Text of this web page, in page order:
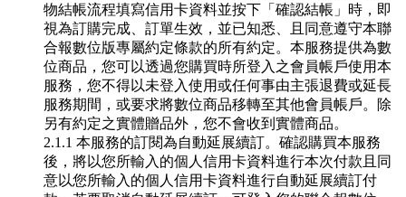
物結帳流程填寫信用卡資料並按下「確認結帳」時，即
視為訂購完成、訂單生效，並已知悉、且同意遵守本聯
合報數位版專屬約定條款的所有約定。本服務提供為數
位商品，您可以透過您購買時所登入之會員帳戶使用本
服務，您不得以未登入使用或任何事由主張退費或延長
服務期間，或要求將數位商品移轉至其他會員帳戶。除
另有約定之實體贈品外，您不會收到實體商品。
2.1.1 本服務的訂閱為自動延展續訂。確認購買本服務
後，將以您所輸入的個人信用卡資料進行本次付款且同
意以您所輸入的個人信用卡資料進行自動延展續訂付